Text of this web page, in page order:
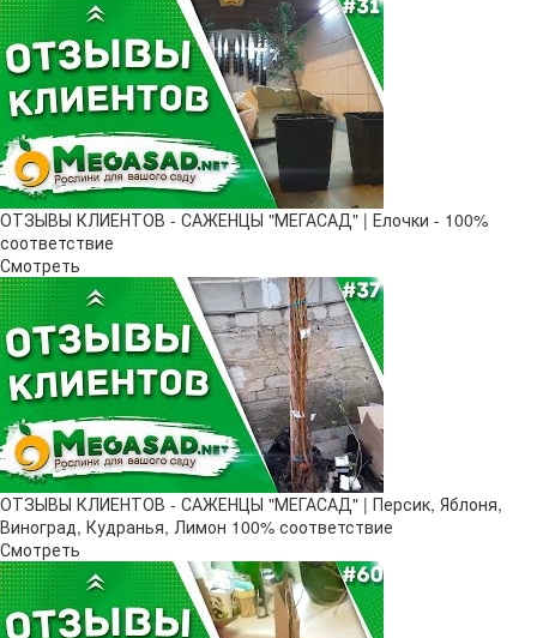
ОТЗЫВЫ КЛИЕНТОВ - САЖЕНЦЫ "МЕГАСАД" | Елочки - 100%
соответствие
Смотреть
ОТЗЫВЫ КЛИЕНТОВ - САЖЕНЦЫ "МЕГАСАД" | Персик, Яблоня,
Виноград, Кудранья, Лимон 100% соответствие
Смотреть